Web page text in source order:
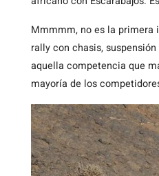
Mmmmm, no es la primera
rally con chasis,
aquella competencia que
mayoría de los